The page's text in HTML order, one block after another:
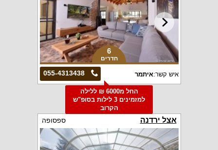
6
חדרים
055-4313438 איש קשר:איתמר
החל מ6000 ₪ ללילה
למזמינים 3 לילות בסופ"ש
הקרוב
אצל ירדנה ספסופה